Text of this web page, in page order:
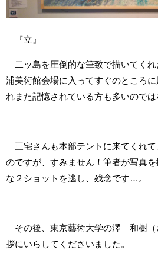
『立』
二ッ島を圧倒的な筆致で描いてく
浦美術館会場に入ってすぐのところ
れまた記憶されている方も多いのでは
三宅さんも本部テントに来てくれて
のですが、すみません！筆者が写真
な２ショットを逃し、残念です…。
その後、東京藝術大学の澤 和樹
拶にいらしてくださいました。